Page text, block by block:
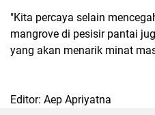
"Kita percaya selain
mangrove di pesisir pantai
yang akan menarik minat
Editor: Aep Apriyatna